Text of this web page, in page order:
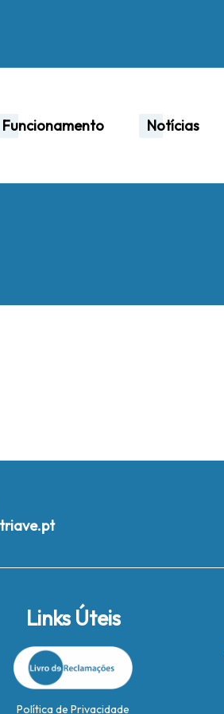
Funcionamento Notícias
Links Úteis
Política de Privacidade